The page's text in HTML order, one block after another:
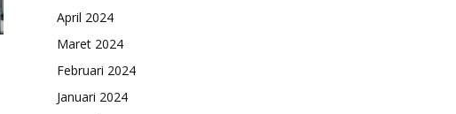
April 2024
Maret 2024
Februari 2024
Januari 2024